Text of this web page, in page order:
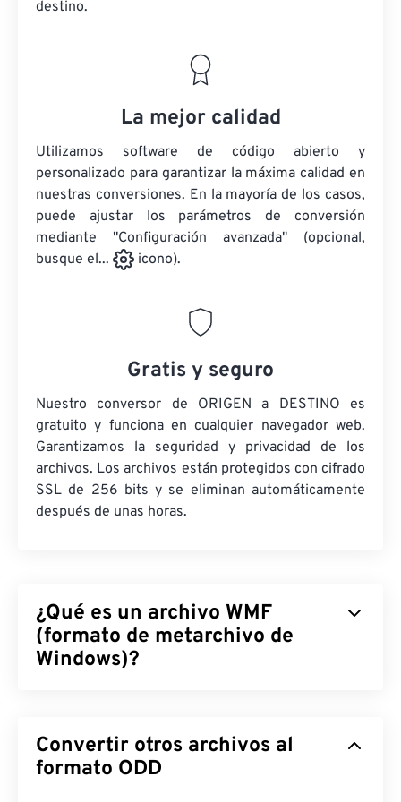
destino.
La mejor calidad
Utilizamos software de código abierto y
personalizado para garantizar la máxima calidad en
nuestras conversiones. En la mayoría de los casos,
puede ajustar los parámetros de conversión
mediante "Configuración avanzada" (opcional,
busque el...
icono).
Gratis y seguro
Nuestro conversor de ORIGEN a DESTINO es
gratuito y funciona en cualquier navegador web.
Garantizamos la seguridad y privacidad de los
archivos. Los archivos están protegidos con cifrado
SSL de 256 bits y se eliminan automáticamente
después de unas horas.
¿Qué es un archivo WMF
(formato de metarchivo de
Windows)?
almacenar imágenes vectoriales y de mapa de bits.
Microsoft diseñó WMF para compartir datos
Convertir otros archivos al
formato ODD